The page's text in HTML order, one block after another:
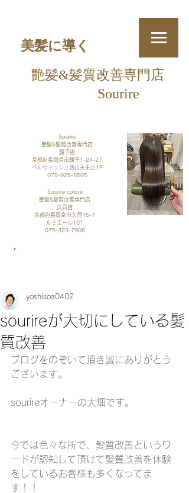
美髪に導く
艶髪&髪質改善専門店
Sourire
Sourire
艶髪&髪質改善専門店
調子店
京都府長岡京市調子1-24-27
​ベルウィッシュ西山天王山1F
075-925-5505
Sourire colore
艶髪&髪質改善専門店
久貝店​
京都府長岡京市久貝15-7
​ルミエール101
075-323-7906
sourireが大切にしている髪
質改善
yoshisoa0402
ブログをのぞいて頂き誠にありがとう
ございます。
sourireオーナーの大畑です。
今では色々な所で、髪質改善というワ
ードが認知して頂けて髪質改善を体験
をしているお客様も多くなってま
す！！